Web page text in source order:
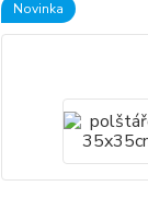
Novinka